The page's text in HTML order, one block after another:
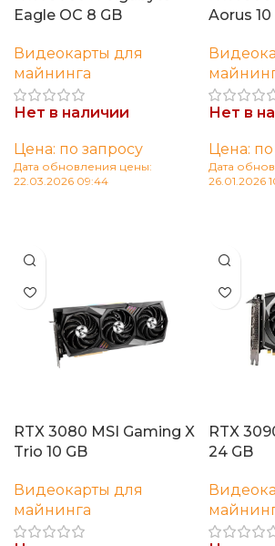
Eagle OC 8 GB
Видеокарты для
майнинга
Нет в наличии
Цена: по запросу
Дата обновления цены:
22.03.2026 09:44
Aorus 10
Нет в
Цена:
Дата
26.01.2026
RTX 3080 MSI Gaming X
Trio 10 GB
Видеокарты для
майнинга
RTX
24 GB